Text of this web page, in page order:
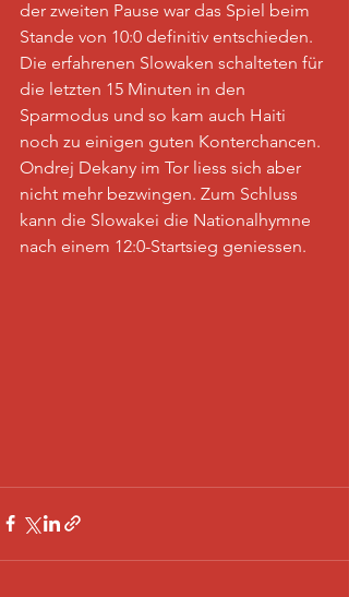
der zweiten Pause war das Spiel beim
Stande von 10:0 definitiv entschieden.
Die erfahrenen Slowaken schalteten für
die letzten 15 Minuten in den
Sparmodus und so kam auch Haiti
noch zu einigen guten Konterchancen.
Ondrej Dekany im Tor liess sich aber
nicht mehr bezwingen. Zum Schluss
kann die Slowakei die Nationalhymne
nach einem 12:0-Startsieg geniessen.